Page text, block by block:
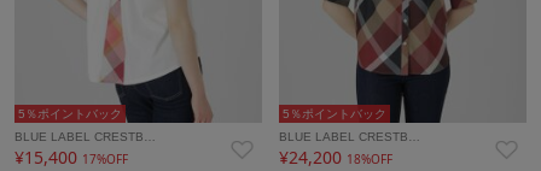
5％ポイントバック
BLUE LABEL CRESTB…
¥15,400 17%OFF
5％ポイントバック
BLUE LABEL CRESTB…
¥24,200 18%OFF